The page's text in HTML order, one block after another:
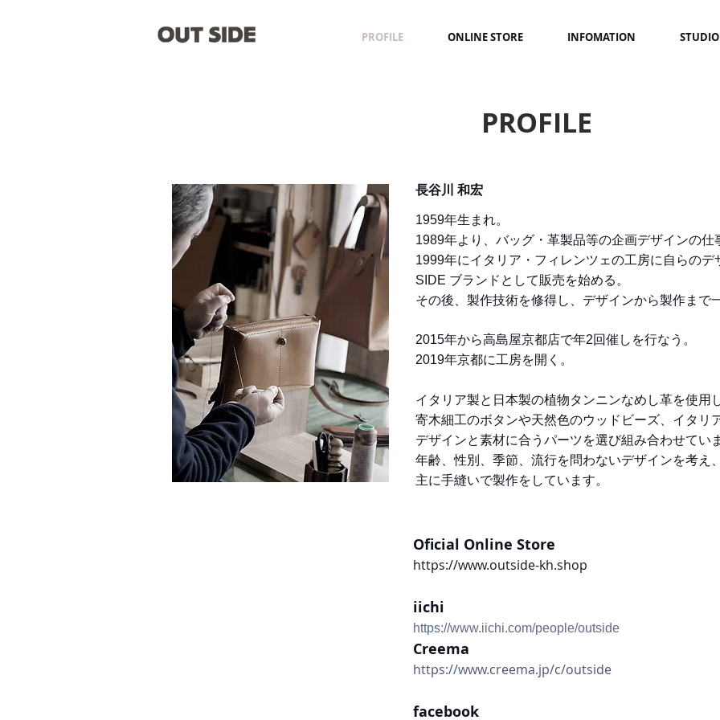
PROFILE ONLINE STORE INFOMATION STUDIO
PROFILE
長谷川 和宏
1959年生まれ。
1989年より、バッグ・革製品等の企画デザインの仕
1999年にイタリア・フィレンツェの工房に自らのデ
SIDE ブランドとして販売を始める。
その後、製作技術を修得し、デザインから製作まで
2015年から高島屋京都店で年2回催しを行なう。
2019年京都に工房を開く。
イタリア製と日本製の植物タンニンなめし革を使用し
寄木細工のボタンや天然色のウッドビーズ、イタリ
デザインと素材に合うパーツを選び組み合わせてい
年齢、性別、季節、流行を問わないデザインを考え、
主に手縫いで製作をしています。
Oficial Online Store
https://www.outside-kh.shop
iichi
https://www.iichi.com/people/outside
Creema
https://www.creema.jp/c/outside
facebook